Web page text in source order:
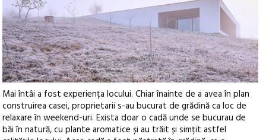
Mai întâi a fost experiența locului. Chiar înainte de a avea în plan
construirea casei, proprietarii s-au bucurat de grădină ca loc de
relaxare în weekend-uri. Exista doar o cadă unde se bucurau de
băi în natură, cu plante aromatice și au trăit și simțit astfel